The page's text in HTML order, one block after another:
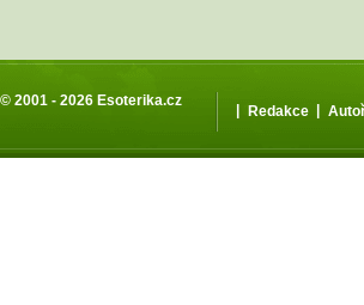
© 2001 - 2026 Esoterika.cz
| Redakce |